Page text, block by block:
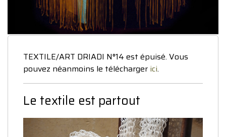
TEXTILE/ART DRIADI N°14 est épuisé. Vous
pouvez néanmoins le télécharger ici.
Le textile est partout